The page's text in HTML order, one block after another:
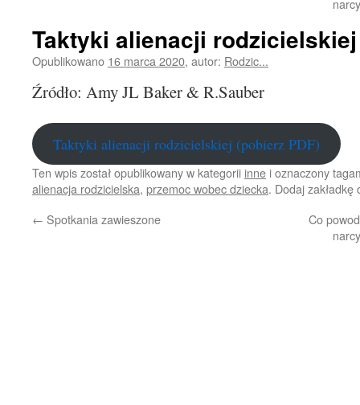
Taktyki alienacji rodzicielskiej
Opublikowano 16 marca 2020, autor: Rodzic...
Źródło: Amy JL Baker & R.Sauber
Taktyki alienacji rodzicielskiej (pobierz PDF)
Ten wpis został opublikowany w kategorii inne i oznaczony
alienacja rodzicielska, przemoc wobec dziecka. Dodaj
← Spotkania zawieszone
Co